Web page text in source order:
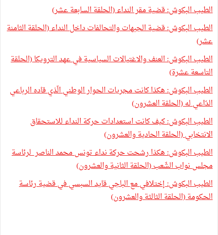
الطيب البكوش: قضية مقر النداء (الحلقة السابعة عشر)
الطيب البكوش: قضية الجبهات والتحالفات داخل النداء (الحلقة الثامنة
عشر)
الطيب البكوش: العنف والاغتيالات السياسية في عهد الترويكا (الحلقة
التاسعة عشرة)
الطيب البكوش: هكذا كانت مجريات الحوار الوطني الّذي قاده الرباعي
الدّاعي له (الحلقة العشرون)
الطيب البكوش: كيف كانت استعدادات حركة النداء للاستحقاق
الانتخابي (الحلقة الحادية والعشرون)
الطيب البكوش: هكذا رشحت حركة نداء تونس محمد الناصر لرئاسة
مجلس نواب الشّعب (الحلقة الثانية والعشرون)
الطيب البكوش: إختلافي مع الباجي قايد السبسي في قضية رئاسة
الحكومة (الحلقة الثالثة والعشرون)